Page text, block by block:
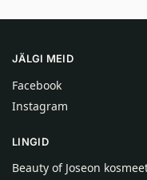
JÄLGI MEID
Facebook
Instagram
LINGID
Beauty of Joseon